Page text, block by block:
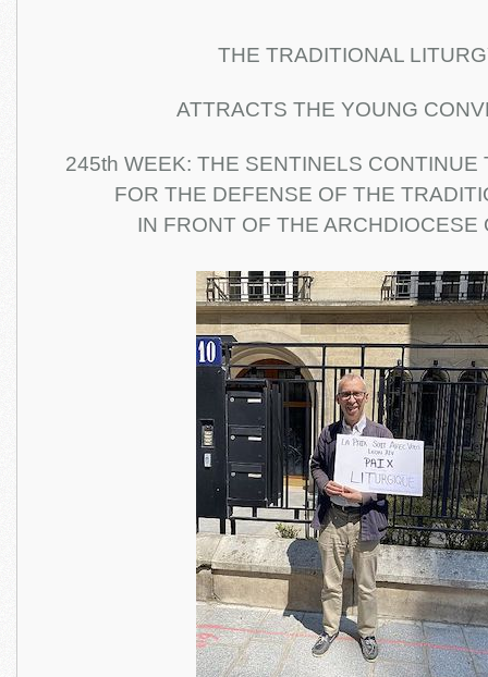
THE TRADITIONAL
ATTRACTS THE YOUNG
245th WEEK: THE SENTINELS CONTINUE
FOR THE DEFENSE OF THE
IN FRONT OF THE ARCHDIOCESE